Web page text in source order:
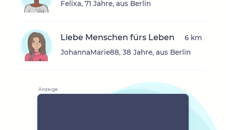
Felixa, 71 Jahre, aus Berlin
Liebe Menschen fürs Leben
JohannaMarie88, 38 Jahre, aus Berlin
6 km